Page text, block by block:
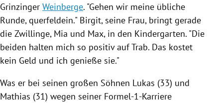
Grinzinger Weinberge. "Gehen wir meine übliche
Runde, querfeldein." Birgit, seine Frau, bringt gerade
die Zwillinge, Mia und Max, in den Kindergarten. "Die
beiden halten mich so positiv auf Trab. Das kostet
kein Geld und ich genieße sie."
Was er bei seinen großen Söhnen Lukas (33) und
Mathias (31) wegen seiner Formel-1-Karriere